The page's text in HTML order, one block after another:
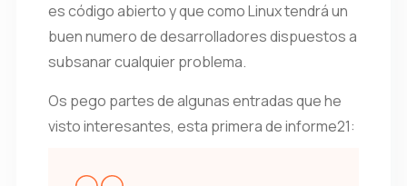
es código abierto y que como Linux tendrá un
buen numero de desarrolladores dispuestos a
subsanar cualquier problema.
Os pego partes de algunas entradas que he
visto interesantes, esta primera de informe21: